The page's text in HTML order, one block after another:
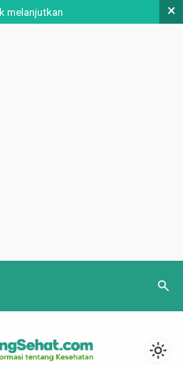
melanjutkan ×
search
light_mode